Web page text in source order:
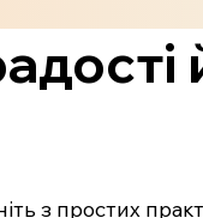
з простих